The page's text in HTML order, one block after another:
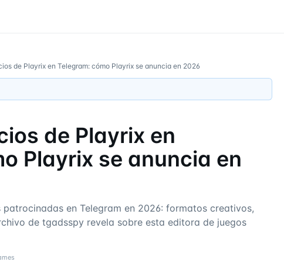
de Playrix en Telegram: cómo Playrix se anuncia en 2026
de Playrix en
Playrix se anuncia en
en Telegram en 2026: formatos creativos,
de tgadsspy revela sobre esta editora de juegos